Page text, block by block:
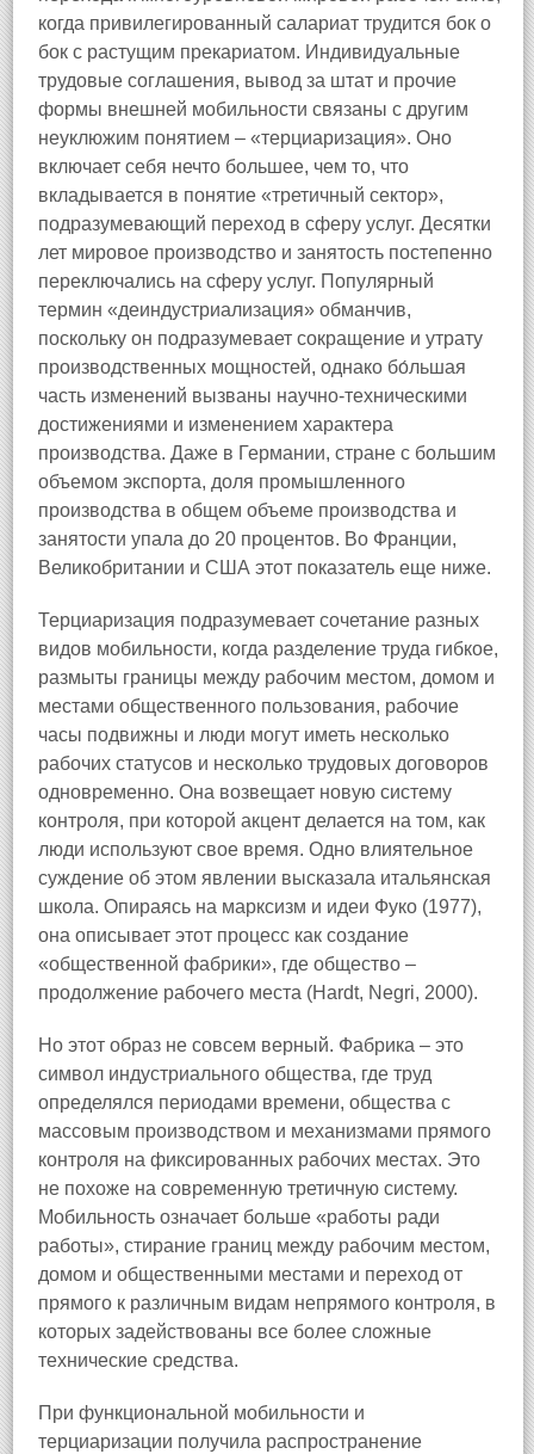
когда привилегированный салариат трудится бок о
бок с растущим прекариатом. Индивидуальные
трудовые соглашения, вывод за штат и прочие
формы внешней мобильности связаны с другим
неуклюжим понятием – «терциаризация». Оно
включает себя нечто большее, чем то, что
вкладывается в понятие «третичный сектор»,
подразумевающий переход в сферу услуг. Десятки
лет мировое производство и занятость постепенно
переключались на сферу услуг. Популярный
термин «деиндустриализация» обманчив,
поскольку он подразумевает сокращение и утрату
производственных мощностей, однако бо́льшая
часть изменений вызваны научно‑техническими
достижениями и изменением характера
производства. Даже в Германии, стране с большим
объемом экспорта, доля промышленного
производства в общем объеме производства и
занятости упала до 20 процентов. Во Франции,
Великобритании и США этот показатель еще ниже.
Терциаризация подразумевает сочетание разных
видов мобильности, когда разделение труда гибкое,
размыты границы между рабочим местом, домом и
местами общественного пользования, рабочие
часы подвижны и люди могут иметь несколько
рабочих статусов и несколько трудовых договоров
одновременно. Она возвещает новую систему
контроля, при которой акцент делается на том, как
люди используют свое время. Одно влиятельное
суждение об этом явлении высказала итальянская
школа. Опираясь на марксизм и идеи Фуко (1977),
она описывает этот процесс как создание
«общественной фабрики», где общество –
продолжение рабочего места (Hardt, Negri, 2000).
Но этот образ не совсем верный. Фабрика – это
символ индустриального общества, где труд
определялся периодами времени, общества с
массовым производством и механизмами прямого
контроля на фиксированных рабочих местах. Это
не похоже на современную третичную систему.
Мобильность означает больше «работы ради
работы», стирание границ между рабочим местом,
домом и общественными местами и переход от
прямого к различным видам непрямого контроля, в
которых задействованы все более сложные
технические средства.
При функциональной мобильности и
терциаризации получила распространение